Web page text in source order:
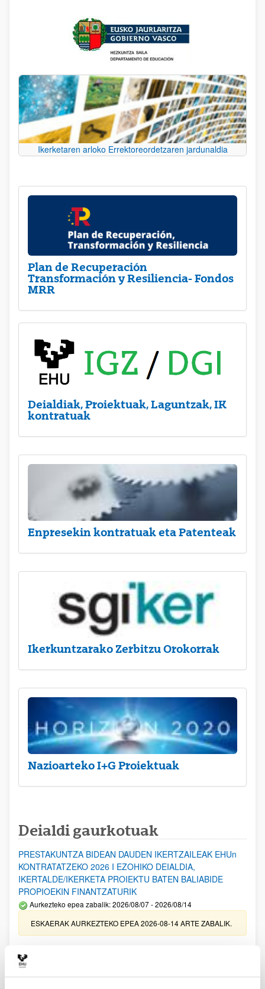
Ikerketaren arloko Errektoreordetzaren jardunaldia
Plan de Recuperación
Transformación y Resiliencia- Fondos
MRR
Deialdiak, Proiektuak, Laguntzak, IK
kontratuak
Enpresekin kontratuak eta Patenteak
Ikerkuntzarako Zerbitzu Orokorrak
Nazioarteko I+G Proiektuak
Deialdi gaurkotuak
PRESTAKUNTZA BIDEAN DAUDEN IKERTZAILEAK EHUn
KONTRATATZEKO 2026 I EZOHIKO DEIALDIA,
IKERTALDE/IKERKETA PROIEKTU BATEN BALIABIDE
PROPIOEKIN FINANTZATURIK
Aurkezteko epea zabalik: 2026/08/07 - 2026/08/14
ESKAERAK AURKEZTEKO EPEA 2026-08-14 ARTE ZABALIK.
erosi eta berritzeko laguntzak 2026
Izapide irekia